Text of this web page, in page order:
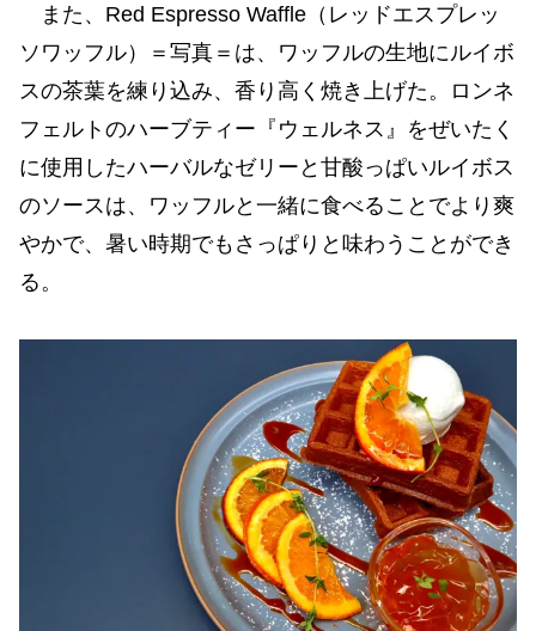
また、Red Espresso Waffle（レッドエスプレッ
ソワッフル）＝写真＝は、ワッフルの生地にルイボ
スの茶葉を練り込み、香り高く焼き上げた。ロンネ
フェルトのハーブティー『ウェルネス』をぜいたく
に使用したハーバルなゼリーと甘酸っぱいルイボス
のソースは、ワッフルと一緒に食べることでより爽
やかで、暑い時期でもさっぱりと味わうことができ
る。